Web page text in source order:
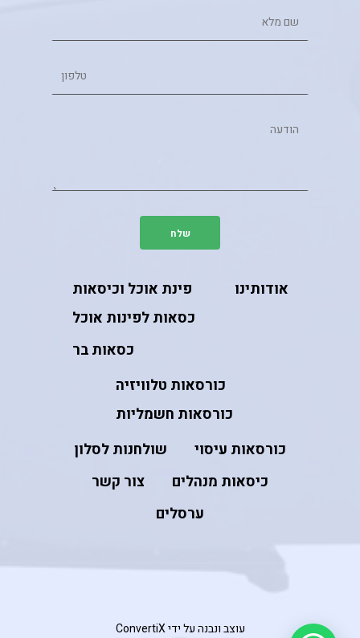
אודותינו
פינת אוכל וכיסאות
כסאות לפינות אוכל
כסאות בר
כורסאות טלוויזיה
כורסאות חשמליות
כורסאות עיסוי
שולחנות לסלון
כיסאות מנהלים
צור קשר
ערסלים
עוצב ונבנה על ידי ConvertiX